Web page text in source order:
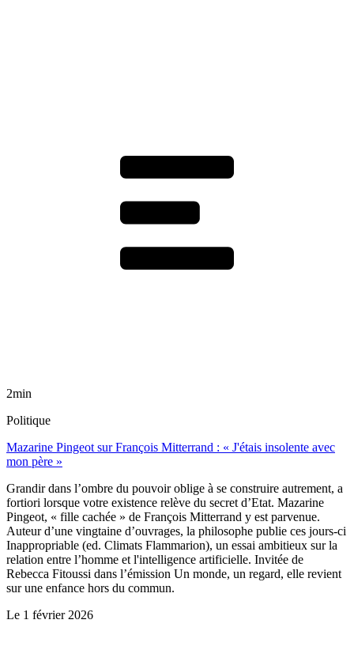
2min
Politique
Mazarine Pingeot sur François Mitterrand : « J'étais insolente avec
mon père »
Grandir dans l’ombre du pouvoir oblige à se construire autrement, a
fortiori lorsque votre existence relève du secret d’Etat. Mazarine
Pingeot, « fille cachée » de François Mitterrand y est parvenue.
Auteur d’une vingtaine d’ouvrages, la philosophe publie ces jours-ci
Inappropriable (ed. Climats Flammarion), un essai ambitieux sur la
relation entre l’homme et l'intelligence artificielle. Invitée de
Rebecca Fitoussi dans l’émission Un monde, un regard, elle revient
sur une enfance hors du commun.
Le 1 février 2026